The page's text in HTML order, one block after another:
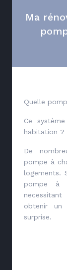
Ma
Quelle
Ce
habitation ?
De
pompe à
logements.
pompe à
obtenir un
surprise.